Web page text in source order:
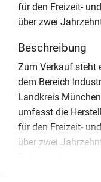
für den Freizeit-
über zwei
Beschreibung
Zum Verkauf steht
dem Bereich
Landkreis
umfasst die
für den Freizeit-
über zwei
einfachen